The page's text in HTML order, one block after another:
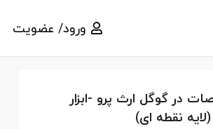
ورود/ عضویت
در گوگل ارث پرو -ابزار